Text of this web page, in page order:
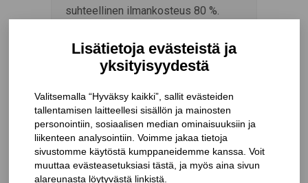
suhteellinen ilmankosteus 80 %.
normaalioloissa n. 100 vuoden
ajanjaksoa. Kaikki testatut Solid -
liimaa sisältävät tuotteet suoriutuivat
testistä hyväksytysti niin, ettei
niiden pitävyyden todettu
heikentyneen merkittävästi
testijakson aikana. Tescon No.1 on